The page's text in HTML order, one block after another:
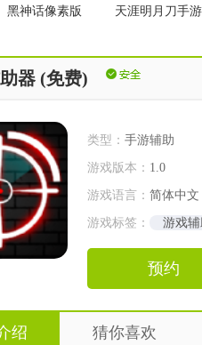
黑神话像素版 天涯明月刀手游
器 (免费)
类型： 手游辅助
游戏版本： 1.0
游戏语言： 简体中文
游戏标签： 游戏辅
预约
绍 猜你喜欢